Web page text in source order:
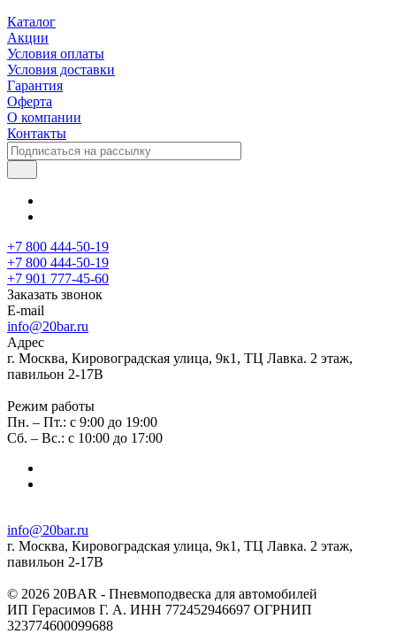
Каталог
Акции
Условия оплаты
Условия доставки
Гарантия
Оферта
О компании
Контакты
+7 800 444-50-19
+7 800 444-50-19
+7 901 777-45-60
Заказать звонок
E-mail
info@20bar.ru
Адрес
г. Москва, Кировоградская улица, 9к1, ТЦ Лавка. 2 этаж,
павильон 2-17В
Режим работы
Пн. – Пт.: с 9:00 до 19:00
Сб. – Вс.: с 10:00 до 17:00
info@20bar.ru
г. Москва, Кировоградская улица, 9к1, ТЦ Лавка. 2 этаж,
павильон 2-17В
© 2026 20BAR - Пневмоподвеска для автомобилей
ИП Герасимов Г. А. ИНН 772452946697 ОГРНИП
323774600099688